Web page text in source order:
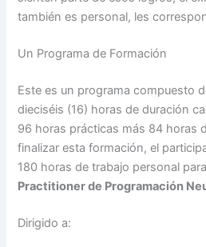
también es personal, les
Un Programa de Formación
Este es un programa compuesto
dieciséis (16) horas de duración
96 horas prácticas más 84 horas
finalizar esta formación, el
180 horas de trabajo personal
Practitioner de Programación
Dirigido a: